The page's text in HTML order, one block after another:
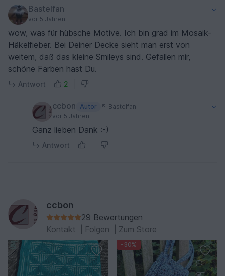
Bastelfan
vor 5 Jahren
wow, was für hübsche Motive. Ich bin grad im Mosaik-
Häkelfieber. Bei Deiner Decke sieht man erst von
weitem, daß das kleine Smileys sind. Gefallen mir,
schöne Farben hast Du.
Antwort 2
ccbon Autor
Bastelfan
vor 5 Jahren
Ganz lieben Dank :-)
Antwort
ccbon
29 Bewertungen
Kontakt
Folgen Zum Store
-30%